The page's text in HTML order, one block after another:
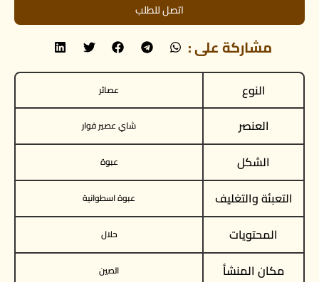
اتصل للطلب
مشاركة على :
النوع عصائر
العنصر شاي عصير فوار
الشكل عبوة
التعبئة والتغليف عبوة اسطوانية
المحتويات حلال
مكان المنشأ الصين